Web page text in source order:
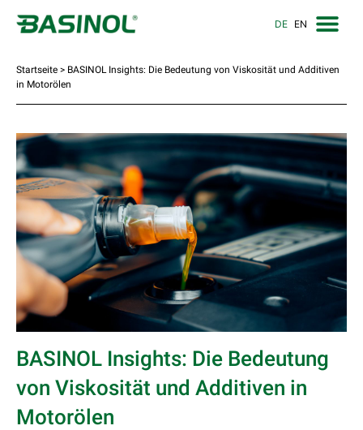
DE EN
Startseite > BASINOL Insights: Die Bedeutung von Viskosität und Additiven
in Motorölen
BASINOL Insights: Die Bedeutung
von Viskosität und Additiven in
Motorölen